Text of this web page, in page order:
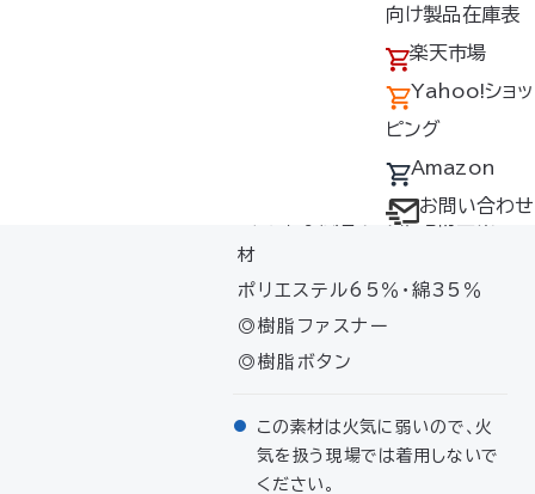
会社沿革
アクセス
採用情報
不要なバッテリー
の回収について
デバイス・ファン
オプション対応表
取扱説明書ダウ
ンロードサービス
購入方法
向け製品在庫表
楽天市場
Yahoo!ショッ
ピング
Amazon
お問い合わせ
S・M・L・LL・3L・4L・5L（男
▸ソフトな風合いの帯電防止素
材
ポリエステル65％・綿35％
◎樹脂ファスナー
◎樹脂ボタン
この素材は火気に弱いので、火
気を扱う現場では着用しないで
ください。